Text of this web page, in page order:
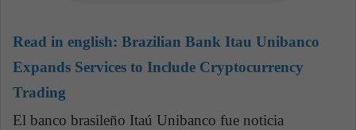
Read in english: Brazilian Bank Itau Unibanco
Expands Services to Include Cryptocurrency
Trading
El banco brasileño Itaú Unibanco fue noticia